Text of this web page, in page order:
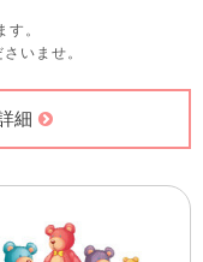
。
いませ。
細